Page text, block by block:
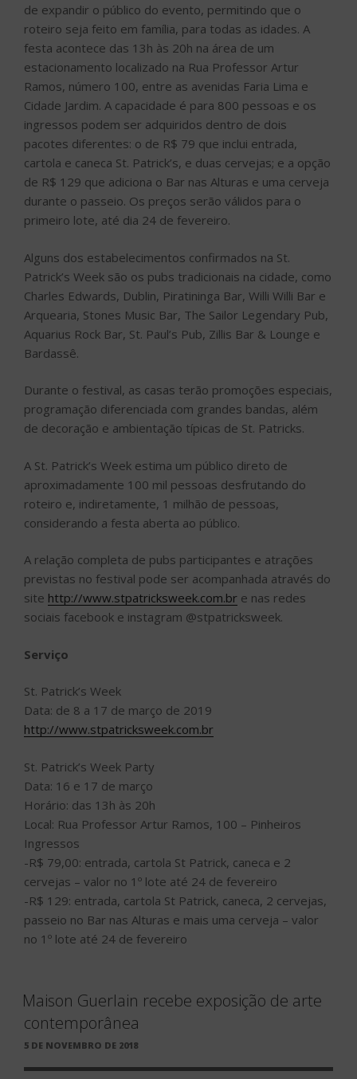
de expandir o público do evento, permitindo que o
roteiro seja feito em família, para todas as idades. A
festa acontece das 13h às 20h na área de um
estacionamento localizado na Rua Professor Artur
Ramos, número 100, entre as avenidas Faria Lima e
Cidade Jardim. A capacidade é para 800 pessoas e os
ingressos podem ser adquiridos dentro de dois
pacotes diferentes: o de R$ 79 que inclui entrada,
cartola e caneca St. Patrick’s, e duas cervejas; e a opção
de R$ 129 que adiciona o Bar nas Alturas e uma cerveja
durante o passeio. Os preços serão válidos para o
primeiro lote, até dia 24 de fevereiro.
Alguns dos estabelecimentos confirmados na St.
Patrick’s Week são os pubs tradicionais na cidade, como
Charles Edwards, Dublin, Piratininga Bar, Willi Willi Bar e
Arquearia, Stones Music Bar, The Sailor Legendary Pub,
Aquarius Rock Bar, St. Paul’s Pub, Zillis Bar & Lounge e
Bardassê.
Durante o festival, as casas terão promoções especiais,
programação diferenciada com grandes bandas, além
de decoração e ambientação típicas de St. Patricks.
A St. Patrick’s Week estima um público direto de
aproximadamente 100 mil pessoas desfrutando do
roteiro e, indiretamente, 1 milhão de pessoas,
considerando a festa aberta ao público.
A relação completa de pubs participantes e atrações
previstas no festival pode ser acompanhada através do
site http://www.stpatricksweek.com.br e nas redes
sociais facebook e instagram @stpatricksweek.
Serviço
St. Patrick’s Week
Data: de 8 a 17 de março de 2019
http://www.stpatricksweek.com.br
St. Patrick’s Week Party
Data: 16 e 17 de março
Horário: das 13h às 20h
Local: Rua Professor Artur Ramos, 100 – Pinheiros
Ingressos
-R$ 79,00: entrada, cartola St Patrick, caneca e 2
cervejas – valor no 1º lote até 24 de fevereiro
-R$ 129: entrada, cartola St Patrick, caneca, 2 cervejas,
passeio no Bar nas Alturas e mais uma cerveja – valor
no 1º lote até 24 de fevereiro
Maison Guerlain recebe exposição de arte
contemporânea
PUBLICADO
5 DE NOVEMBRO DE 2018